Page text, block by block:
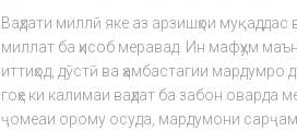
Ваҳдати миллӣ яке аз арзишҳои муқаддас
миллат ба ҳисоб меравад. Ин мафҳум
иттиҳод, дӯстӣ ва ҳамбастагии мардумро
гоҳе ки калимаи ваҳдат ба забон оварда
ҷомеаи орому осуда, мардумони